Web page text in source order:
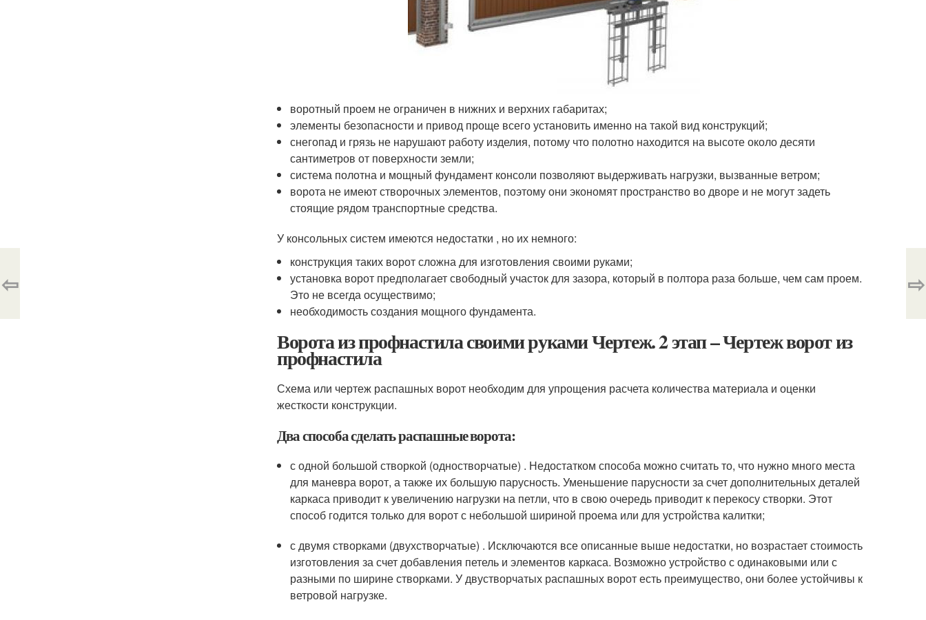
воротный проем не ограничен в нижних и верхних габаритах;
элементы безопасности и привод проще всего установить именно на такой вид конструкций;
снегопад и грязь не нарушают работу изделия, потому что полотно находится на высоте около десяти
сантиметров от поверхности земли;
система полотна и мощный фундамент консоли позволяют выдерживать нагрузки, вызванные ветром;
ворота не имеют створочных элементов, поэтому они экономят пространство во дворе и не могут задеть
стоящие рядом транспортные средства.
У консольных систем имеются недостатки , но их немного:
конструкция таких ворот сложна для изготовления своими руками;
установка ворот предполагает свободный участок для зазора, который в полтора раза больше, чем сам проем.
Это не всегда осуществимо;
необходимость создания мощного фундамента.
Ворота из профнастила своими руками Чертеж. 2 этап – Чертеж ворот из
профнастила
Схема или чертеж распашных ворот необходим для упрощения расчета количества материала и оценки
жесткости конструкции.
Два способа сделать распашные ворота:
с одной большой створкой (одностворчатые) . Недостатком способа можно считать то, что нужно много места
для маневра ворот, а также их большую парусность. Уменьшение парусности за счет дополнительных деталей
каркаса приводит к увеличению нагрузки на петли, что в свою очередь приводит к перекосу створки. Этот
способ годится только для ворот с небольшой шириной проема или для устройства калитки;
с двумя створками (двухстворчатые) . Исключаются все описанные выше недостатки, но возрастает стоимость
изготовления за счет добавления петель и элементов каркаса. Возможно устройство с одинаковыми или с
разными по ширине створками. У двустворчатых распашных ворот есть преимущество, они более устойчивы к
ветровой нагрузке.
⇦ ⇨